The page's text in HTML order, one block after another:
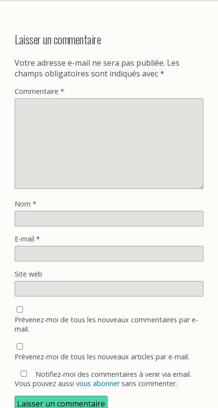
Laisser un commentaire
Votre adresse e-mail ne sera pas publiée. Les
champs obligatoires sont indiqués avec*
Commentaire *
Nom *
E-mail *
Site web
Prévenez-moi de tous les nouveaux commentaires par e-
mail.
Prévenez-moi de tous les nouveaux articles par e-mail.
Notifiez-moi des commentaires à venir via email.
Vous pouvez aussi vous abonnersans commenter.